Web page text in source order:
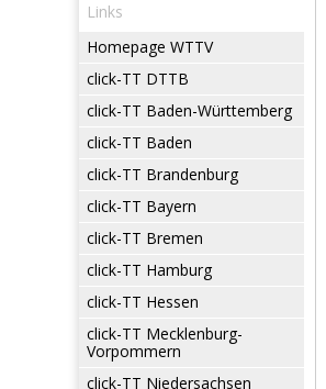
Links
Homepage WTTV
click-TT DTTB
click-TT Baden-Württemberg
click-TT Baden
click-TT Brandenburg
click-TT Bayern
click-TT Bremen
click-TT Hamburg
click-TT Hessen
click-TT Mecklenburg-
Vorpommern
click-TT Niedersachsen